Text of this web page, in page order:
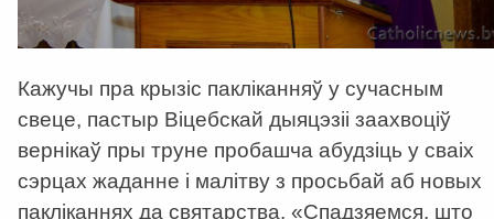
Кажучы пра крызіс пакліканняў у сучасным
свеце, пастыр Віцебскай дыяцэзіі заахвоціў
вернікаў пры труне пробашча абудзіць у сваіх
сэрцах жаданне і малітву з просьбай аб новых
пакліканнях да святарства. «Спадзяемся, што